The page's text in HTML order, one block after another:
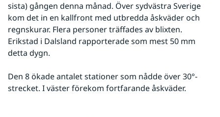
sista) gången denna månad. Över sydvästra Sverige
kom det in en kallfront med utbredda åskväder och
regnskurar. Flera personer träffades av blixten.
Erikstad i Dalsland rapporterade som mest 50 mm
detta dygn.
Den 8 ökade antalet stationer som nådde över 30°-
strecket. I väster förekom fortfarande åskväder.